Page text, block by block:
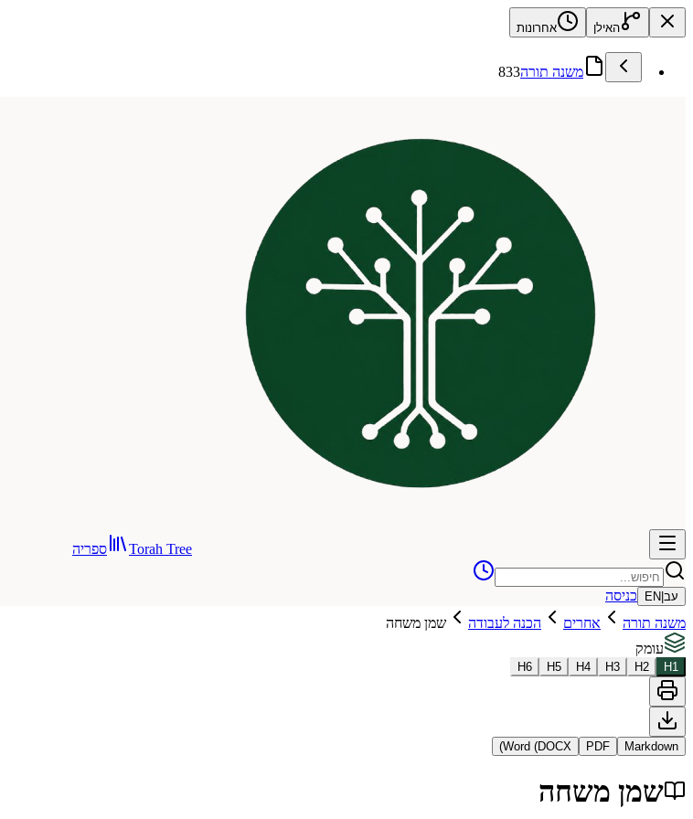
האילן אחרונות
משנה תורה833
Torah Tree ספריה
עב EN
כניסה
משנה תורה
אחרים הכנה לעבודה
שמן משחה
עומק
H1
H2
H3
H4
H5
H6
Markdown
PDF
Word (DOCX)
שמן משחה